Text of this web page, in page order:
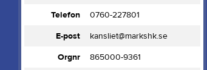
Telefon
0760-227801
E-post
kansliet@markshk.se
Orgnr
865000-9361